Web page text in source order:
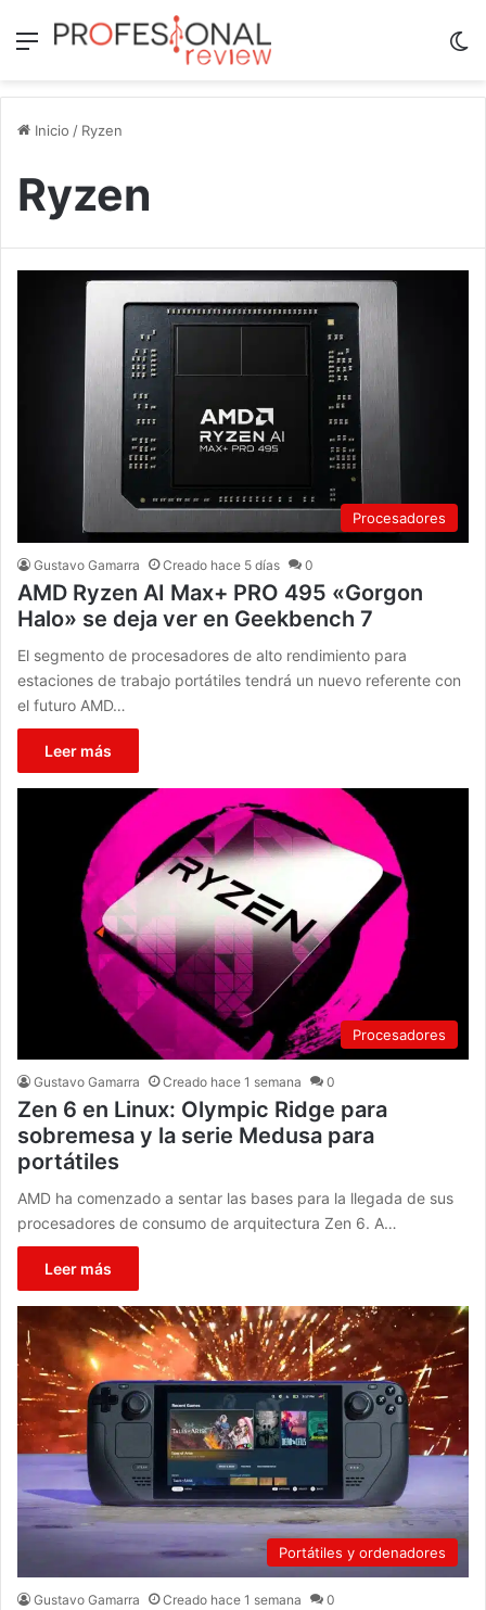
Menú
Inicio / Ryzen
Ryzen
Procesadores
Gustavo Gamarra Creado hace 5 días 0
AMD Ryzen AI Max+ PRO 495 «Gorgon
Halo» se deja ver en Geekbench 7
El segmento de procesadores de alto rendimiento para
estaciones de trabajo portátiles tendrá un nuevo referente con
el futuro AMD…
Leer más
Procesadores
Gustavo Gamarra Creado hace 1 semana 0
Zen 6 en Linux: Olympic Ridge para
sobremesa y la serie Medusa para
portátiles
AMD ha comenzado a sentar las bases para la llegada de sus
procesadores de consumo de arquitectura Zen 6. A…
Leer más
Portátiles y ordenadores
Gustavo Gamarra Creado hace 1 semana 0